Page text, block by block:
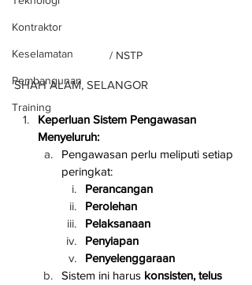
Kontraktor
Keselamatan
Pembangunan
Training
/ NSTP
SHAH ALAM, SELANGOR
Keperluan Sistem Pengawasan
Menyeluruh:
Pengawasan perlu meliputi setiap
peringkat:
Perancangan
Perolehan
Pelaksanaan
Penyiapan
Penyelenggaraan
Sistem ini harus konsisten, telus